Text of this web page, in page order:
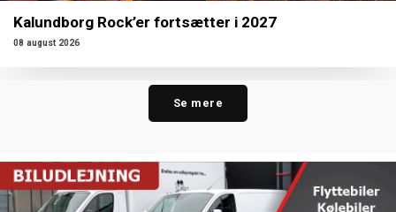
Kalundborg Rock’er fortsætter i 2027
08 august 2026
Se mere